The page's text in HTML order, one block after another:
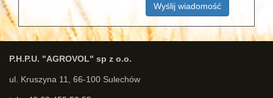
Wyślij wiadomość
P.H.P.U. "AGROVOL" sp z o.o.
ul. Kruszyna 11, 66-100 Sulechów